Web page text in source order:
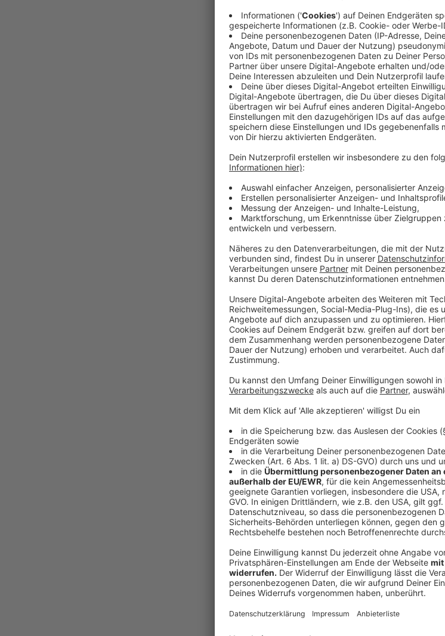
Die Buspreise sollen demnach
Prozent steigen, sondern
trotzdem bekommen, ist
bis 80 Cent pro Stunde auf
den acht Innenstadt-
kurzem angehoben wurden.
einzurichtendenÖPNV-Fonds
©Stadtwerke Münster
Anzeige
365-Euro-Jahresticket
Anzeige
Einer der Ratsanträge zur
Ticket für die Nutzung von
2023 könnte es eingeführt
wollen so zum einen mehr
anderen den Autoverkehr
der Wege mit Bus oder Bahn
Anzeige
Auch
Anzeige
Auch über eine
diesem Zusammenhang nach.
mit dem Geld in den ÖPNV
ein solcher
hat die Kosten für einen
Ausweis ab April im Schnitt
Euro. Grünen-Fraktionschef
Morgenmoderator Christoph